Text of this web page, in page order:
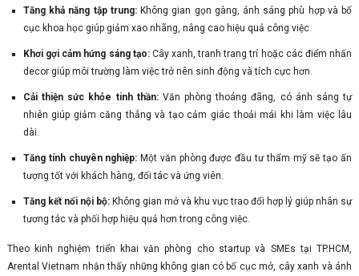
Tăng khả năng tập trung:Không gian gọn gàng, ánh sáng phù hợp và bố
cục khoa học giúp giảm xao nhãng, nâng cao hiệu quả công việc.
Khơi gợi cảm hứng sáng tạo:Cây xanh, tranh trang trí hoặc các điểm nhấn
decor giúp môi trường làm việc trở nên sinh động và tích cực hơn.
Cải thiện sức khỏe tinh thần:Văn phòng thoáng đãng, có ánh sáng tự
nhiên giúp giảm căng thẳng và tạo cảm giác thoải mái khi làm việc lâu
dài.
Tăng tính chuyên nghiệp: Một văn phòng được đầu tư thẩm mỹ sẽ tạo ấn
tượng tốt với khách hàng, đối tác và ứng viên.
Tăng kết nối nội bộ:Không gian mở và khu vực trao đổi hợp lý giúp nhân sự
tương tác và phối hợp hiệu quả hơn trong công việc.
Theo kinh nghiệm triển khai văn phòng cho startup và SMEs tại TP.HCM,
Arental Vietnam nhận thấy những không gian có bố cục mở, cây xanh và ánh